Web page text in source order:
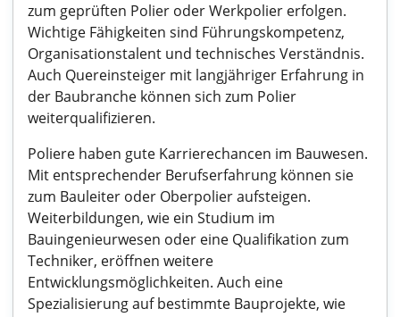
zum geprüften Polier oder Werkpolier erfolgen.
Wichtige Fähigkeiten sind Führungskompetenz,
Organisationstalent und technisches Verständnis.
Auch Quereinsteiger mit langjähriger Erfahrung in
der Baubranche können sich zum Polier
weiterqualifizieren.
Poliere haben gute Karrierechancen im Bauwesen.
Mit entsprechender Berufserfahrung können sie
zum Bauleiter oder Oberpolier aufsteigen.
Weiterbildungen, wie ein Studium im
Bauingenieurwesen oder eine Qualifikation zum
Techniker, eröffnen weitere
Entwicklungsmöglichkeiten. Auch eine
Spezialisierung auf bestimmte Bauprojekte, wie